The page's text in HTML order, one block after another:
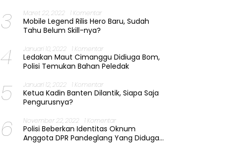
3 Maret 22, 2022 1 Komentar
Mobile Legend Rilis Hero Baru, Sudah
Tahu Belum Skill-nya?
4 Januari 10, 2022 1 Komentar
Ledakan Maut Cimanggu Didiuga Bom,
Polisi Temukan Bahan Peledak
5 Januari 12, 2022 1 Komentar
Ketua Kadin Banten Dilantik, Siapa Saja
Pengurusnya?
6 November 22, 2022 1 Komentar
Polisi Beberkan Identitas Oknum
Anggota DPR Pandeglang Yang Diduga